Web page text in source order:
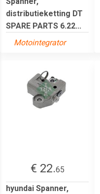
distributieketting DT
SPARE PARTS 6.22...
Motointegrator
€ 22.65
hyundai Spanner,